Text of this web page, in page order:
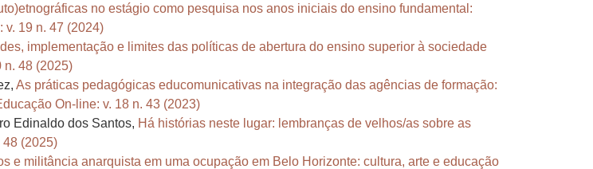
no estágio como pesquisa nos anos iniciais do ensino fundamental:
v. 19 n. 47 (2024)
implementação e limites das políticas de abertura do ensino superior à sociedade
n. 48 (2025)
As práticas pedagógicas educomunicativas na integração das agências de formação:
On-line: v. 18 n. 43 (2023)
Edinaldo dos Santos, Há histórias neste lugar: lembranças de velhos/as sobre as
48 (2025)
e militância anarquista em uma ocupação em Belo Horizonte: cultura, arte e educação